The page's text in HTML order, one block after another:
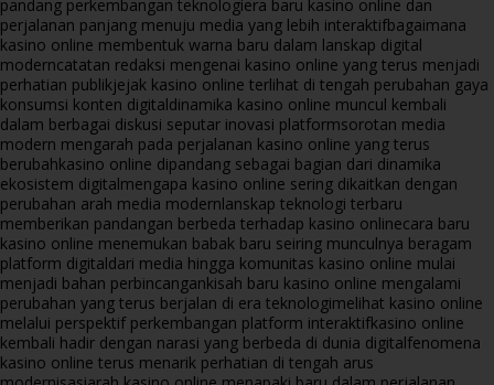
pandang perkembangan teknologiera baru kasino online dan
perjalanan panjang menuju media yang lebih interaktifbagaimana
kasino online membentuk warna baru dalam lanskap digital
moderncatatan redaksi mengenai kasino online yang terus menjadi
perhatian publikjejak kasino online terlihat di tengah perubahan gaya
konsumsi konten digitaldinamika kasino online muncul kembali
dalam berbagai diskusi seputar inovasi platformsorotan media
modern mengarah pada perjalanan kasino online yang terus
berubahkasino online dipandang sebagai bagian dari dinamika
ekosistem digitalmengapa kasino online sering dikaitkan dengan
perubahan arah media modernlanskap teknologi terbaru
memberikan pandangan berbeda terhadap kasino onlinecara baru
kasino online menemukan babak baru seiring munculnya beragam
platform digitaldari media hingga komunitas kasino online mulai
menjadi bahan perbincangankisah baru kasino online mengalami
perubahan yang terus berjalan di era teknologimelihat kasino online
melalui perspektif perkembangan platform interaktifkasino online
kembali hadir dengan narasi yang berbeda di dunia digitalfenomena
kasino online terus menarik perhatian di tengah arus